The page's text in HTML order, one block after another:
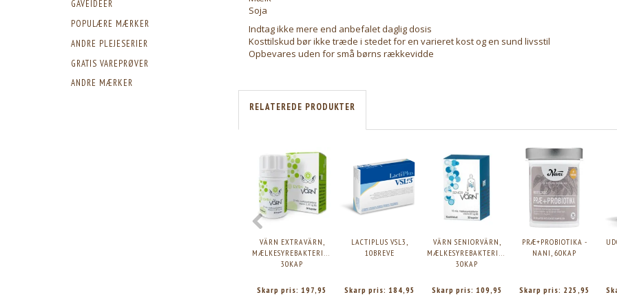
GAVEIDEER
POPULÆRE MÆRKER
ANDRE PLEJESERIER
GRATIS VAREPRØVER
ANDRE MÆRKER
Soja
Indtag ikke mere end anbefalet daglig dosis
Kosttilskud bør ikke træde i stedet for en varieret kost og en sund livsstil
Opbevares uden for små børns rækkevidde
RELATEREDE PRODUKTER
VÄRN EXTRAVÄRN,
MÆLKESYREBAKTERIER,
30KAP
Skarp pris:197,95
LACTIPLUS VSL3,
10BREVE
Skarp pris: 184,95
VÄRN SENIORVÄRN,
MÆLKESYREBAKTERIER,
30KAP
Skarp pris: 109,95
PRÆ+PROBIOTIKA -
NANI, 60KAP
Skarp pris: 225,95